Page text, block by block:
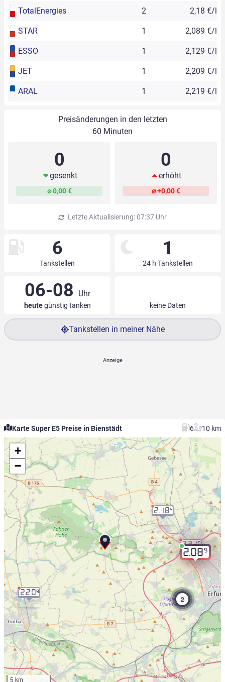
TotalEnergies 2 2,18 €/l
STAR 1 2,089 €/l
ESSO 1 2,129 €/l
JET 1 2,209 €/l
ARAL 1 2,219 €/l
Preisänderungen in den letzten
60 Minuten
0
gesenkt
⌀ 0,00 €
0
erhöht
⌀ +0,00 €
Letzte Aktualisierung: 07:37 Uhr
6
Tankstellen
1
24 h Tankstellen
06-08 Uhr
heutegünstig tanken keine Daten
Tankstellen in meiner Nähe
Karte Super E5 Preise in Bienstädt 6 10 km
2.089
2.209
2.189
2.219
2
+
−
5 km